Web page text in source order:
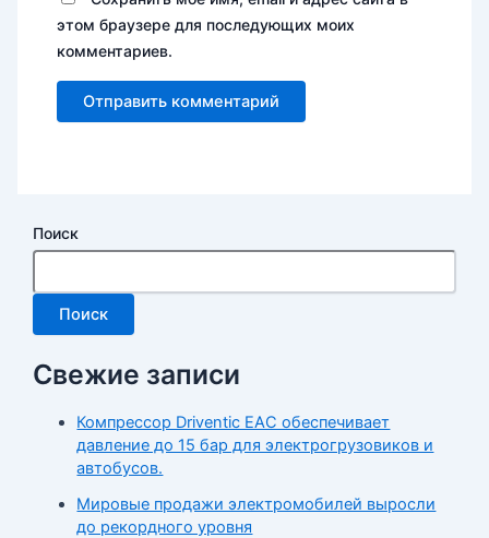
этом браузере для последующих моих
комментариев.
Поиск
Поиск
Свежие записи
Компрессор Driventic EAC обеспечивает
давление до 15 бар для электрогрузовиков и
автобусов.
Мировые продажи электромобилей выросли
до рекордного уровня